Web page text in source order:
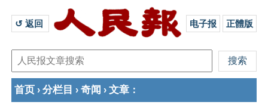
↺ 返回 电子报 正體版
首页 › 分栏目 › 奇闻 › 文章 ：